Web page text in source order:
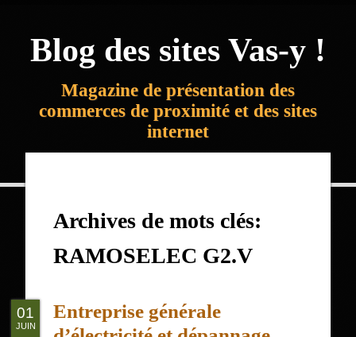
Blog des sites Vas-y !
Magazine de présentation des
commerces de proximité et des sites
internet
Archives de mots clés:
RAMOSELEC G2.V
Entreprise générale
01
JUIN